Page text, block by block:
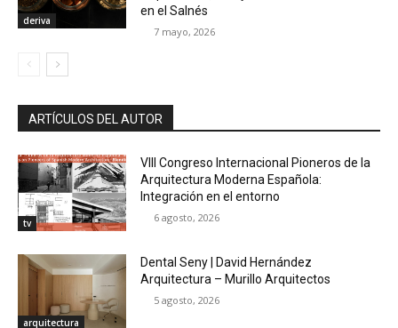
deriva
en el Salnés
7 mayo, 2026
ARTÍCULOS DEL AUTOR
tv
VIII Congreso Internacional Pioneros de la
Arquitectura Moderna Española:
Integración en el entorno
6 agosto, 2026
arquitectura
Dental Seny | David Hernández
Arquitectura – Murillo Arquitectos
5 agosto, 2026